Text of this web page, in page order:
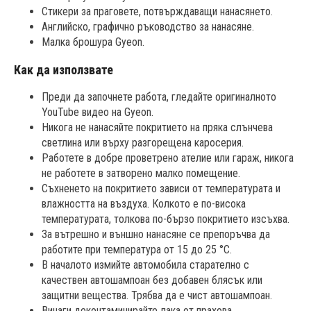
Стикери за праговете, потвърждаващи нанасянето.
Английско, графично ръководство за нанасяне.
Малка брошура Gyeon.
Как да използвате
Преди да започнете работа, гледайте оригиналното
YouTube видео на Gyeon.
Никога не нанасяйте покритието на пряка слънчева
светлина или върху разгорещена каросерия.
Работете в добре проветрено ателие или гараж, никога
не работете в затворенo малко помещение.
Съхненето на покритието зависи от температурата и
влажността на въздуха. Колкото е по-висока
температурата, толкова по-бързо покритието изсъхва.
За вътрешно и външно нанасяне се препоръчва да
работите при температура от 15 до 25 °C.
В началото измийте автомобила старателно с
качествен автошампоан без добавен блясък или
защитни вещества. Трябва да е чист автошампоан.